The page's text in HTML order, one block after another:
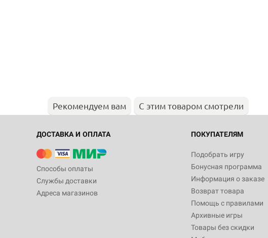
Рекомендуем вам С этим товаром смотрели
ДОСТАВКА И ОПЛАТА
Способы оплаты
Службы доставки
Адреса магазинов
ПОКУПАТЕЛЯМ
Подобрать игру
Бонусная программа
Информация о заказе
Возврат товара
Помощь с правилами
Архивные игры
Товары без скидки